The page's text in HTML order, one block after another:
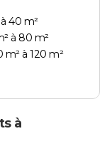
40 m²
à 80 m²
m² à 120 m²
à